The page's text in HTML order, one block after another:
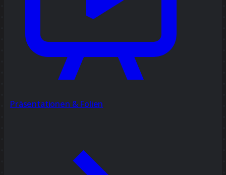
Präsentationen & Folien